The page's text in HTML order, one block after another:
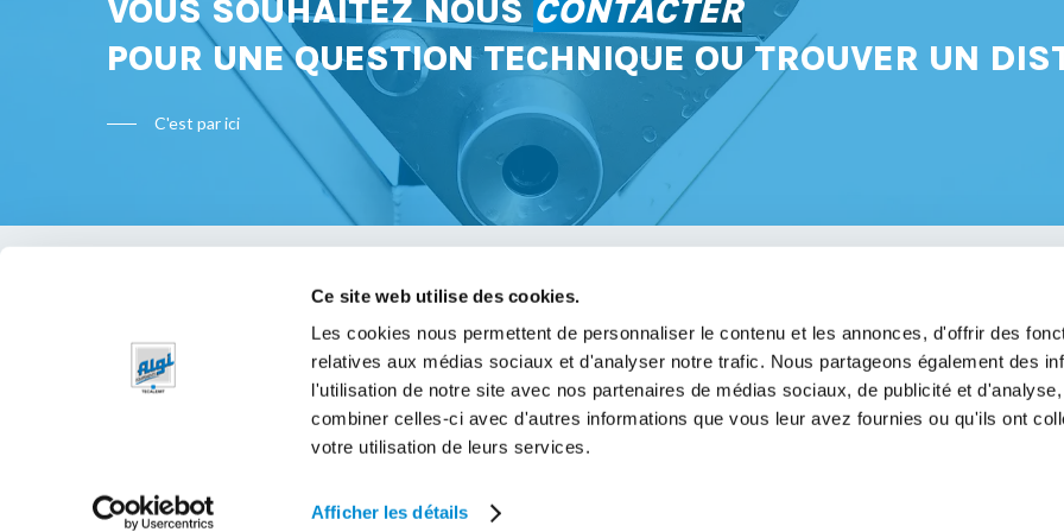
Ce site web utilise des cookies.
Les cookies nous permettent de personnaliser le contenu et les annonces, d'offrir des
relatives aux médias sociaux et d'analyser notre trafic. Nous partageons également des
l'utilisation de notre site avec nos partenaires de médias sociaux, de publicité et
combiner celles-ci avec d'autres informations que vous leur avez fournies ou qu'ils ont
votre utilisation de leurs services.
Afficher les détails
VOUS SOUHAITEZ NOUS CONTACTER
POUR UNE QUESTION TECHNIQUE OU TROUVER UN
C'est par ici
Bon à savoir
Politique de confidentialité